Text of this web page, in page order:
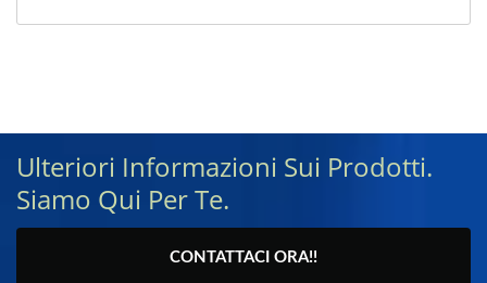
Ulteriori Informazioni Sui Prodotti.
Siamo Qui Per Te.
CONTATTACI ORA!!